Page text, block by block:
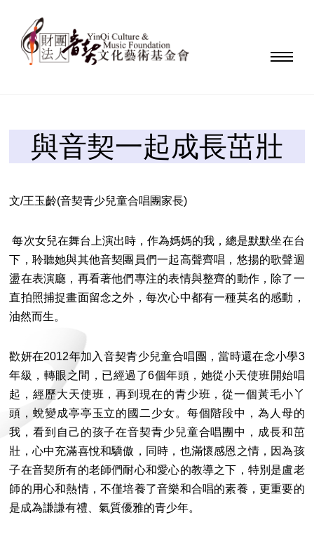
與音契一起成長茁壯
文/王玉齡(音契青少兒童合唱團家長)
每次女兒在舞台上演出時，作為媽媽的我，總是默默坐在台
下，聆聽她與其他音契團員們一起高聲齊唱，悠揚的歌聲迴
盪在表演廳，再看著他們專注的表情與整齊的動作，除了一
直拍照捕捉畫面留念之外，每次心中都有一種莫名的感動，
油然而生。
歡妍在2012年加入音契青少兒童合唱團，當時還在念小學3
年級，轉眼之間，已經過了6個年頭，她從小天使班開始唱
起，經歷大天使班，再到現在的青少班，從一個黃毛小丫
頭，蛻變成亭亭玉立的國二少女。每個階段中，為人母的
我，看到自己的孩子在音契青少兒童合唱團中，成長和茁
壯，心中充滿喜悅和驕傲，同時，也滿懷感恩之情，因為孩
子在音契所有的老師們耐心和愛心的教導之下，特別是盧老
師的用心和熱情，不僅培養了音樂和合唱的素養，更重要的
是成為謙謙有禮、氣質優雅的青少年。